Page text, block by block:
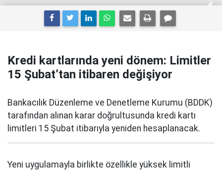
Kredi kartlarında yeni dönem: Limitler
15 Şubat’tan itibaren değişiyor
Bankacılık Düzenleme ve Denetleme Kurumu (BDDK)
tarafından alınan karar doğrultusunda kredi kartı
limitleri 15 Şubat itibarıyla yeniden hesaplanacak.
Yeni uygulamayla birlikte özellikle yüksek limitli